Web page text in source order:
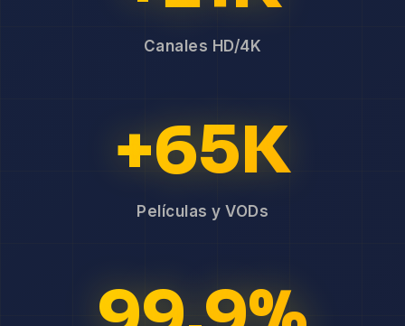
Canales HD/4K
+65K
Películas y VODs